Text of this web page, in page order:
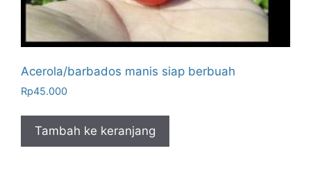
Acerola/barbados manis siap berbuah
Rp45.000
Tambah ke keranjang